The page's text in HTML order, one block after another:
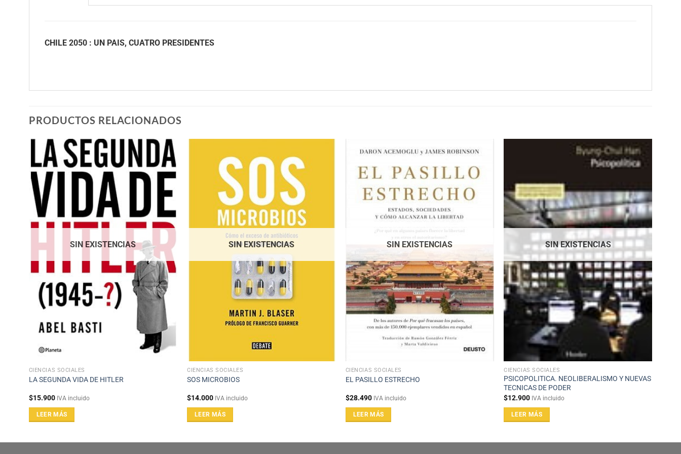
CHILE 2050 : UN PAIS, CUATRO PRESIDENTES
PRODUCTOS RELACIONADOS
SIN EXISTENCIAS
CIENCIAS SOCIALES
LA SEGUNDA VIDA DE HITLER
$15.900 IVA incluido
LEER MÁS
SIN EXISTENCIAS
CIENCIAS SOCIALES
SOS MICROBIOS
$14.000 IVA incluido
LEER MÁS
SIN EXISTENCIAS
CIENCIAS SOCIALES
EL PASILLO ESTRECHO
$28.490 IVA incluido
LEER MÁS
SIN EXISTENCIAS
CIENCIAS SOCIALES
PSICOPOLITICA. NEOLIBERALISMO Y NUEVAS
TECNICAS DE PODER
$12.900 IVA incluido
LEER MÁS